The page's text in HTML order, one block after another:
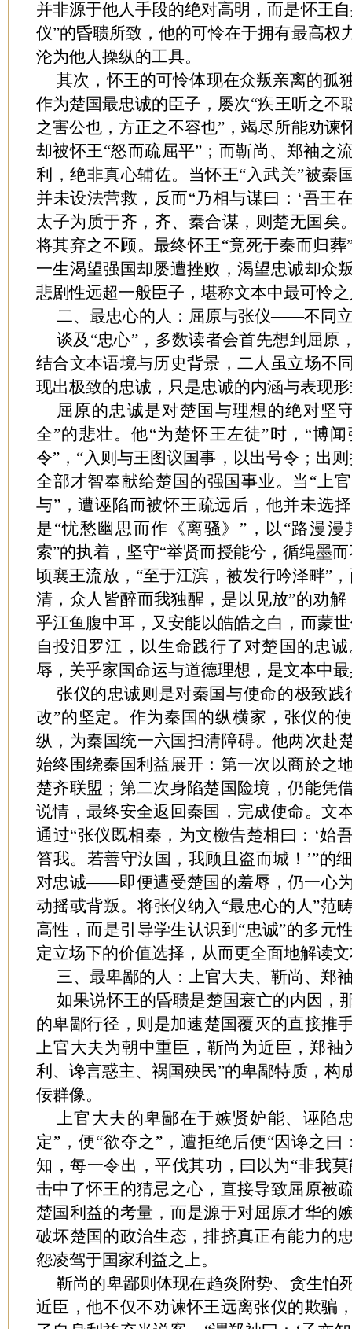
并非源于他人手段的绝对高明，而是怀王
仪”的昏聩所致，他的可怜在于拥有最高权
沦为他人操纵的工具。
其次，怀王的可怜体现在众叛亲离的孤
作为楚国最忠诚的臣子，屡次“疾王听之不
之害公也，方正之不容也”，竭尽所能劝谏
却被怀王“怒而疏屈平”；而靳尚、郑袖之
利，绝非真心辅佐。当怀王“入武关”被秦
并未设法营救，反而“乃相与谋曰：‘吾王
太子为质于齐，齐、秦合谋，则楚无国矣
将其弃之不顾。最终怀王“竟死于秦而归
一生渴望强国却屡遭挫败，渴望忠诚却众
悲剧性远超一般臣子，堪称文本中最可怜
二、最忠心的人：屈原与张仪——不同立
谈及 “忠心”，多数读者会首先想到屈原
结合文本语境与历史背景，二人虽立场不
现出极致的忠诚，只是忠诚的内涵与表现
屈原的忠诚是对楚国与理想的绝对坚
全”的悲壮。他“为楚怀王左徒”时，“博
令”，“入则与王图议国事，以出号令；出
全部才智奉献给楚国的强国事业。当“上
与”，遭诬陷而被怀王疏远后，他并未选
是“忧愁幽思而作《离骚》”，以“路漫
索”的执着，坚守“举贤而授能兮，循绳墨
顷襄王流放，“至于江滨，被发行吟泽畔”
清，众人皆醉而我独醒，是以见放”的劝
乎江鱼腹中耳，又安能以皓皓之白，而蒙
自投汨罗江，以生命践行了对楚国的忠
辱，关乎家国命运与道德理想，是文本中
张仪的忠诚则是对秦国与使命的极致践
改”的坚定。作为秦国的纵横家，张仪的
纵，为秦国统一六国扫清障碍。他两次赴
始终围绕秦国利益展开：第一次以商於之
楚齐联盟；第二次身陷楚国险境，仍能凭
说情，最终安全返回秦国，完成使命。文
通过“张仪既相秦，为文檄告楚相曰：‘始
笞我。若善守汝国，我顾且盗而城！’”的
对忠诚——即便遭受楚国的羞辱，仍一心
动摇或背叛。将张仪纳入“最忠心的人”范
高性，而是引导学生认识到“忠诚”的多元
定立场下的价值选择，从而更全面地解读
三、最卑鄙的人：上官大夫、靳尚、郑
如果说怀王的昏聩是楚国衰亡的内因，
的卑鄙行径，则是加速楚国覆灭的直接推
上官大夫为朝中重臣，靳尚为近臣，郑
利、谗言惑主、祸国殃民”的卑鄙特质，构
佞群像。
上官大夫的卑鄙在于嫉贤妒能、诬陷
定”，便“欲夺之”，遭拒绝后便“因谗之曰
知，每一令出，平伐其功，曰以为“非我
击中了怀王的猜忌之心，直接导致屈原被
楚国利益的考量，而是源于对屈原才华的
破坏楚国的政治生态，排挤真正有能力的
怨凌驾于国家利益之上。
靳尚的卑鄙则体现在趋炎附势、贪生怕
近臣，他不仅不劝谏怀王远离张仪的欺骗